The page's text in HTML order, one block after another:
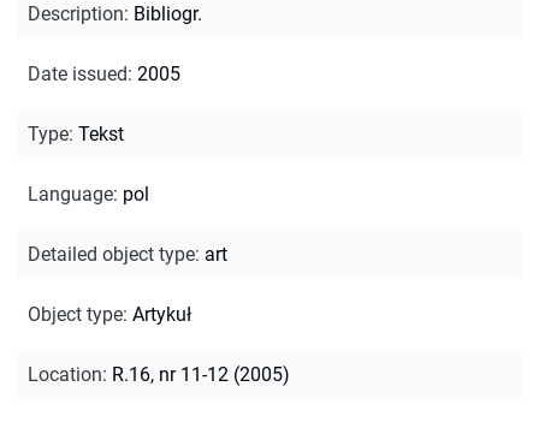
Description: Bibliogr.
Date issued: 2005
Type: Tekst
Language: pol
Detailed object type: art
Object type: Artykuł
Location: R.16, nr 11-12 (2005)